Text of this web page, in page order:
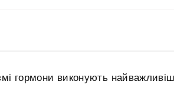
гормони виконують